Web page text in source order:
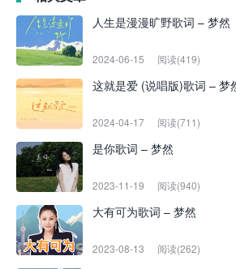
人生是漫漫旷野歌词 – 梦然
2024-06-15 阅读(419)
这就是爱 (说唱版)歌词 – 梦
2024-04-17 阅读(711)
是你歌词 – 梦然
2023-11-19 阅读(940)
大有可为歌词 – 梦然
2023-08-13 阅读(262)